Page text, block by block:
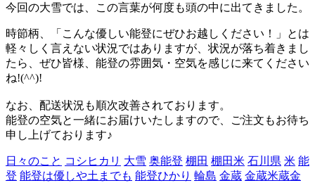
今回の大雪では、この言葉が何度も頭の中に出てきました。
時節柄、「こんな優しい能登にぜひお越しください！」とは
軽々しく言えない状況ではありますが、状況が落ち着きまし
たら、ぜひ皆様、能登の雰囲気・空気を感じに来てください
ね!(^^)!
なお、配送状況も順次改善されております。
能登の空気と一緒にお届けいたしますので、ご注文もお待ち
申し上げております♪
日々のこと コシヒカリ 大雪 奥能登 棚田 棚田米 石川県 米 能
登 能登は優しや土までも 能登ひかり 輪島 金蔵 金蔵米蔵金